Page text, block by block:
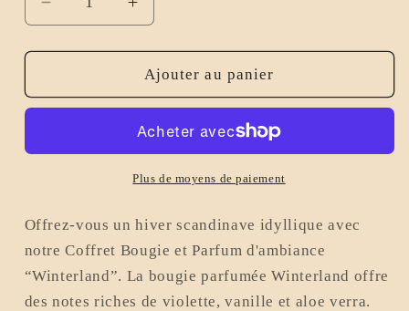
Réduire
la
quantité
Coffret
Parfum
d&#39;ambiance
Winterland
&quot;
Augmenter
la
quantité
de
Coffret
et
Parfum
d&#39;ambiance
Winterland
&quot;
Ajouter au panier
Plus de moyens de paiement
Offrez-vous un hiver scandinave idyllique avec
notre Coffret Bougie et Parfum d'ambiance
“Winterland”. La bougie parfumée Winterland offre
des notes riches de violette, vanille et aloe verra.